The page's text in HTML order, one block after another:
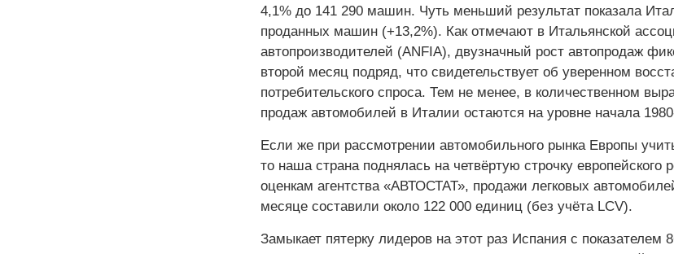
4,1% до 141 290 машин. Чуть меньший результат показала
проданных машин (+13,2%). Как отмечают в Итальянской
автопроизводителей (ANFIA), двузначный рост автопродаж
второй месяц подряд, что свидетельствует об уверенном
потребительского спроса. Тем не менее, в количественном
продаж автомобилей в Италии остаются на уровне начала 1980-
Если же при рассмотрении автомобильного рынка Европы
то наша страна поднялась на четвёртую строчку европейского
оценкам агентства «АВТОСТАТ», продажи легковых
месяце составили около 122 000 единиц (без учёта LCV).
Замыкает пятерку лидеров на этот раз Испания с показателем